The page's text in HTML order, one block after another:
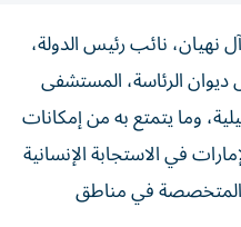
نهيان، نائب رئيس الدولة،
الرئاسة، المستشفى
وما يتمتع به من إمكانات
في الاستجابة الإنسانية
المتخصصة في مناطق